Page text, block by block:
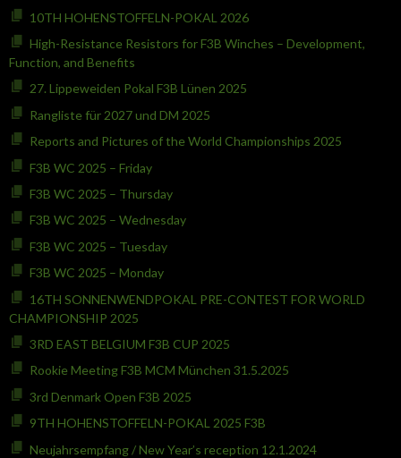
10TH HOHENSTOFFELN-POKAL 2026
High-Resistance Resistors for F3B Winches – Development,
Function, and Benefits
27. Lippeweiden Pokal F3B Lünen 2025
Rangliste für 2027 und DM 2025
Reports and Pictures of the World Championships 2025
F3B WC 2025 – Friday
F3B WC 2025 – Thursday
F3B WC 2025 – Wednesday
F3B WC 2025 – Tuesday
F3B WC 2025 – Monday
16TH SONNENWENDPOKAL PRE-CONTEST FOR WORLD
CHAMPIONSHIP 2025
3RD EAST BELGIUM F3B CUP 2025
Rookie Meeting F3B MCM München 31.5.2025
3rd Denmark Open F3B 2025
9TH HOHENSTOFFELN-POKAL 2025 F3B
Neujahrsempfang / New Year’s reception 12.1.2024